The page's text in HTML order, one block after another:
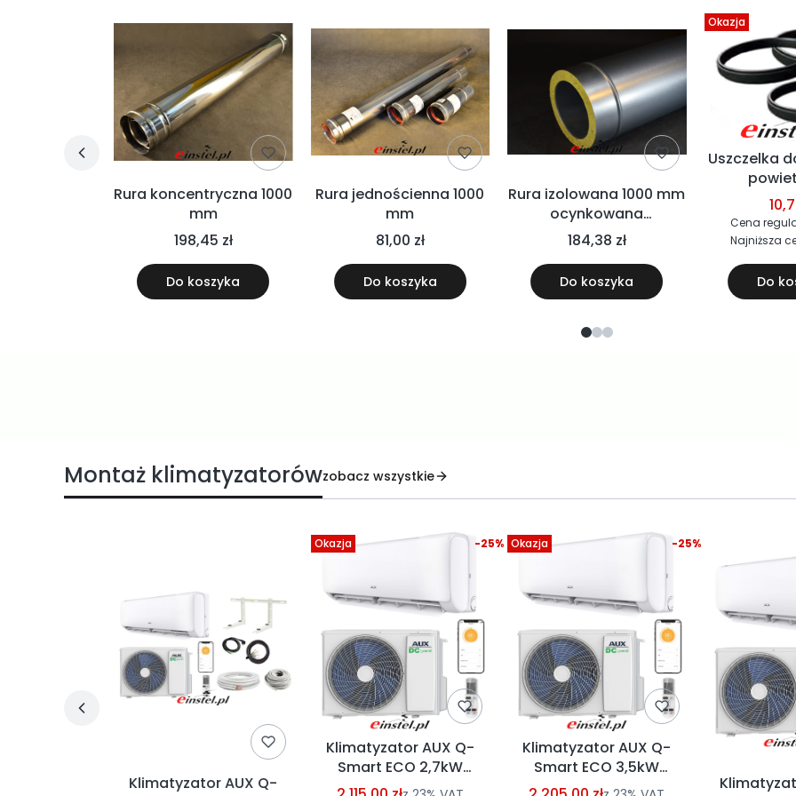
Rura koncentryczna 1000
mm
198,45 zł
Do koszyka
Rura jednościenna 1000
mm
81,00 zł
Do koszyka
Rura izolowana 1000 mm
ocynkowana
wentylacyjna
184,38 zł
Do koszyka
Okazja
Uszczelka
Cena
Najniższa
Do
Montaż klimatyzatorówzobacz wszystkie
Klimatyzator AUX Q-
Okazja
Klimatyzator AUX Q-
Smart ECO 2,7kW
chłodzenie / grzanie
-25% Okazja
Klimatyzator AUX Q-
Smart ECO 3,5kW
chłodzenie / grzanie
-25%